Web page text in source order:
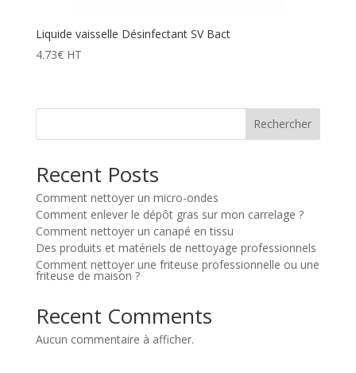
Liquide vaisselle Désinfectant SV Bact
4.73€ HT
Rechercher
Recent Posts
Comment nettoyer un micro-ondes
Comment enlever le dépôt gras sur mon carrelage ?
Comment nettoyer un canapé en tissu
Des produits et matériels de nettoyage professionnels
Comment nettoyer une friteuse professionnelle ou une
friteuse de maison ?
Recent Comments
Aucun commentaire à afficher.